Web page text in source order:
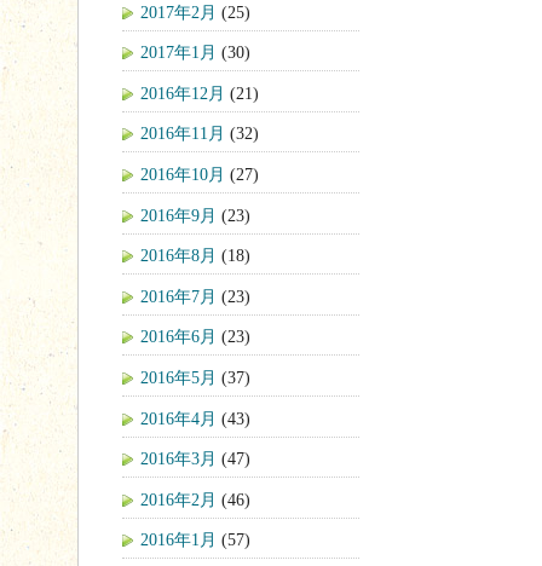
2017年2月 (25)
2017年1月 (30)
2016年12月 (21)
2016年11月 (32)
2016年10月 (27)
2016年9月 (23)
2016年8月 (18)
2016年7月 (23)
2016年6月 (23)
2016年5月 (37)
2016年4月 (43)
2016年3月 (47)
2016年2月 (46)
2016年1月 (57)